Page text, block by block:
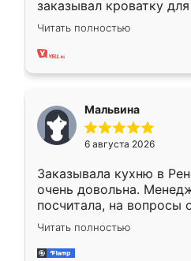
заказывал кроватку
ребёнка при его
заказал шкаф-купе. По
хорошее сборка
меньше, здесь же он
Мне нравится ,если что-
мебели буду
Читать полностью
Мальвина
6 августа 2026
Заказывала кухню в
очень довольна.
посчитала, на вопросы
Замерщик приехал в
делу со всей
за день, ребята
Читать полностью